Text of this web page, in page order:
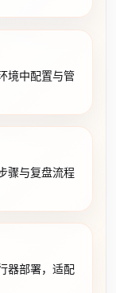
境中配置与管
骤与复盘流程
器部署，适配